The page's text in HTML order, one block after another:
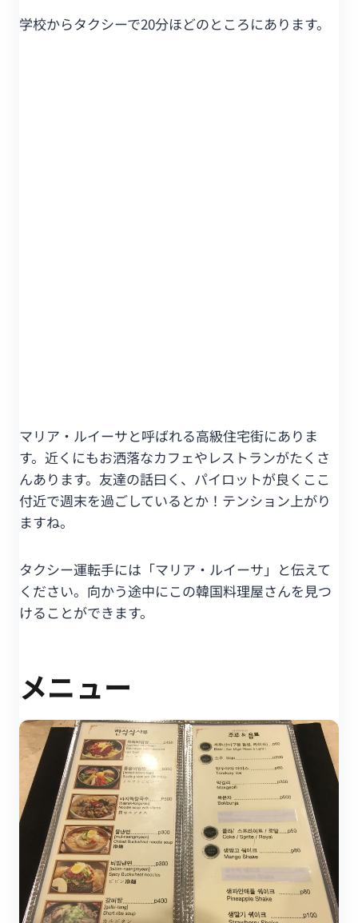
学校からタクシーで20分ほどのところにあります。
マリア・ルイーサと呼ばれる高級住宅街にありま
す。近くにもお洒落なカフェやレストランがたくさ
んあります。友達の話曰く、パイロットが良くここ
付近で週末を過ごしているとか！テンション上がり
ますね。
タクシー運転手には「マリア・ルイーサ」と伝えて
ください。向かう途中にこの韓国料理屋さんを見つ
けることができます。
メニュー